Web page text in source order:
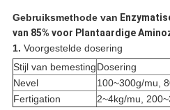
Gebruiksmethodevan
van 85% voor Plantaardige
1. Voorgestelde dosering
Stijl van bemestingDosering
Nevel
100~300g/mu,
Fertigation
2~4kg/mu,